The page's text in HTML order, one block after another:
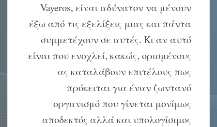
Vayeros, είναι αδύνατον να μένουν
έξω από τις εξελίξεις μιας και πάντα
συμμετέχουν σε αυτές. Κι αν αυτό
είναι που ενοχλεί, κακώς, ορισμένους
ας καταλάβουν επιτέλους πως
πρόκειται για έναν ζωντανό
οργανισμό που γίνεται μονίμως
αποδεκτός αλλά και υπολογίσιμος